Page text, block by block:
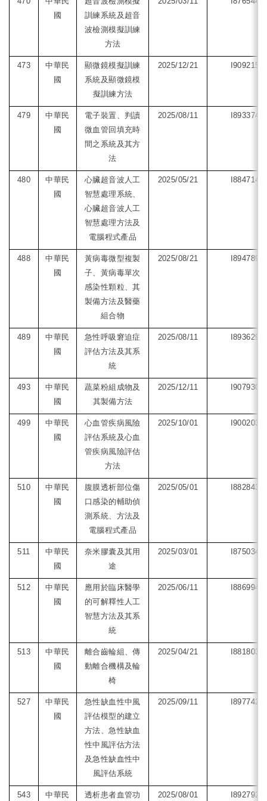
國
訓練系統及超音
波檢測模擬訓練
方法
473
中華民
國
顯微鏡模擬訓練
系統及顯微鏡模
擬訓練方法
2025/12/21 I909215
479
中華民
國
電子裝置、判讀
微血管回填充時
間之系統及其方
法
2025/08/11 I893374
480
中華民
國
心臟超音波人工
智慧處理系統、
心臟超音波人工
智慧處理方法及
電腦程式產品
2025/05/21 I884714
488
中華民
國
黃病毒微型複製
子、黃病毒單次
感染性顆粒、其
製備方法及醫藥
組合物
2025/08/21 I894789
489
中華民
國
急性呼吸窘迫症
評估方法及其系
統
2025/08/11 I893629
493
中華民
國
蔬菜粉組成物及
其製備方法
2025/12/11 I907930
499
中華民
國
心血管疾病風險
評估系統及心血
管疾病風險評估
方法
2025/10/01 I900203
510
中華民
國
腹膜透析部位傷
口感染的輔助偵
測系統、方法及
電腦程式產品
2025/05/01 I882843
511
中華民
國
奈米膠囊及其用
途
2025/03/01 I875034
512
中華民
國
應用於臨床醫學
的可解釋性人工
智慧方法及其系
統
2025/06/11 I886994
513
中華民
國
離合齒輪組、傳
動離合機構及輪
椅
2025/04/21 I881803
527
中華民
國
急性缺血性中風
評估模型的建立
方法、急性缺血
性中風評估方法
及急性缺血性中
風評估系統
2025/09/11 I897742
543 中華民 透析患者血管功 2025/08/01 I892792